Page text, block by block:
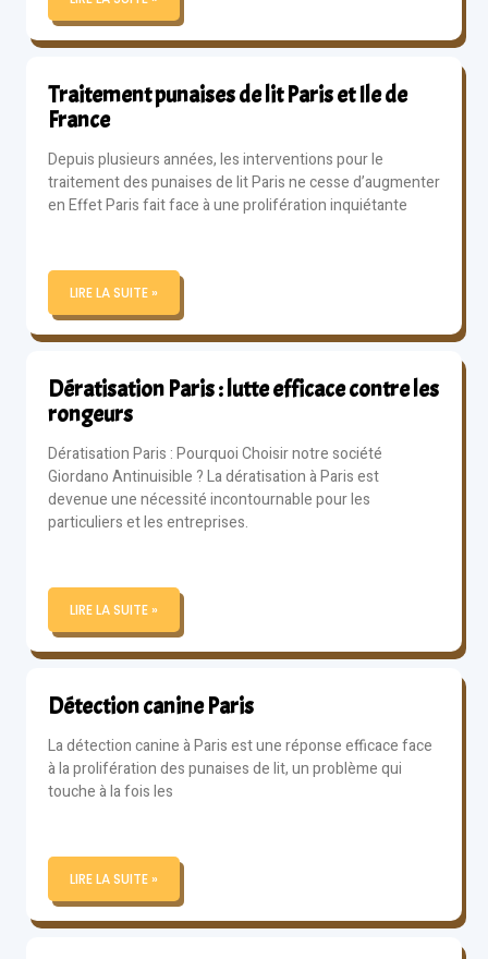
Traitement punaises de lit Paris et Ile de
France
Depuis plusieurs années, les interventions pour le
traitement des punaises de lit Paris ne cesse d’augmenter
en Effet Paris fait face à une prolifération inquiétante
LIRE LA SUITE »
Dératisation Paris : lutte efficace contre les
rongeurs
Dératisation Paris : Pourquoi Choisir notre société
Giordano Antinuisible ? La dératisation à Paris est
devenue une nécessité incontournable pour les
particuliers et les entreprises.
LIRE LA SUITE »
Détection canine Paris
La détection canine à Paris est une réponse efficace face
à la prolifération des punaises de lit, un problème qui
touche à la fois les
LIRE LA SUITE »